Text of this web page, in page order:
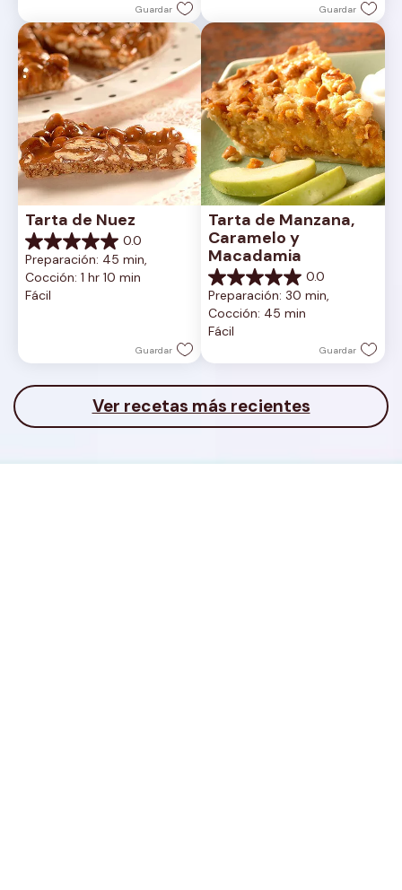
Guardar Guardar
Tarta de Nuez
0.0
0.0
de
5
estrellas.
Preparación: 45 min,
Cocción: 1 hr 10 min
Fácil
Guardar
Tarta de Manzana,
Caramelo y
Macadamia
0.0
0.0
de
5
estrellas.
Preparación: 30 min,
Cocción: 45 min
Fácil
Guardar
Ver recetas más recientes